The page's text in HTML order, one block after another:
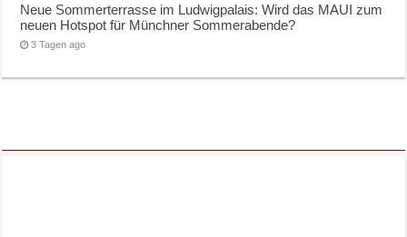
Neue Sommerterrasse im Ludwigpalais: Wird das MAUI zum
neuen Hotspot für Münchner Sommerabende?
3 Tagen ago